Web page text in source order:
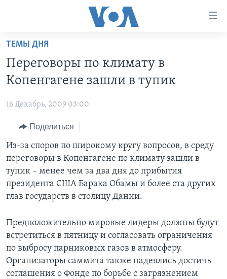
Перейти
основной
контент
навигации
Перейти
поиск
ПРОГРАММЫ
НОВОСТИ ЗА МИНУТУ
ИТОГИ
ПОЧЕМУ ЭТО ВАЖНО?
ДИСКУССИЯ VOA
ДЕТАЛИ
НЬЮ-ЙОРК NEW YORK
УЧИМ АНГЛИЙСКИЙ
НАША АМЕРИКАНСКАЯ ИСТОРИЯ
А КАК В АМЕРИКЕ?
АРТЕФАКТЫ
АМЕРИКАНСКИЕ ГОРОДКИ
ТЕСТЫ
ЭКСПЕРТИЗА
ИНТЕРВЬЮ
ФАКТЫ ПРОТИВ ФЕЙКОВ
ЗА СВОБОДУ ПРЕССЫ
УЧИМ АНГЛИЙСКИЙ
ВИДЕО
ПОДПИСКА НА НОВОСТИ
Learning English
СОЦИАЛЬНЫЕ СЕТИ
ТЕМЫ ДНЯ
Переговоры по климату в
Копенгагене зашли в тупик
16 Декабрь, 2009 03:00
Поделиться
Из-за споров по широкому кругу вопросов, в среду
переговоры в Копенгагене по климату зашли в
тупик – менее чем за два дня до прибытия
президента США Барака Обамы и более ста других
глав государств в столицу Дании.
Предположительно мировые лидеры должны будут
встретиться в пятницу и согласовать ограничения
по выбросу парниковых газов в атмосферу.
Организаторы саммита также надеялись достичь
соглашения о Фонде по борьбе с загрязнением